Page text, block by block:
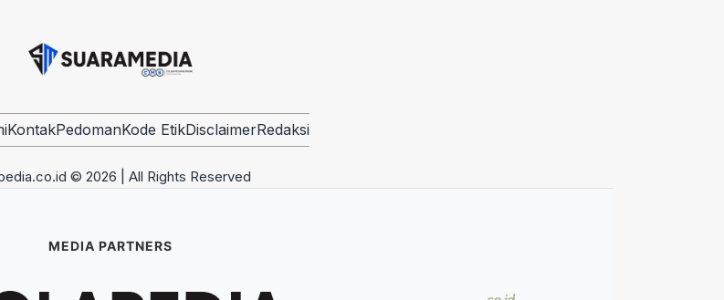
KontakPedomanKode EtikDisclaimerRedaksi
© 2026 | All Rights Reserved
MEDIA PARTNERS